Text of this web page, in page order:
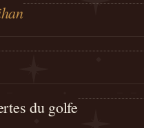
du golfe